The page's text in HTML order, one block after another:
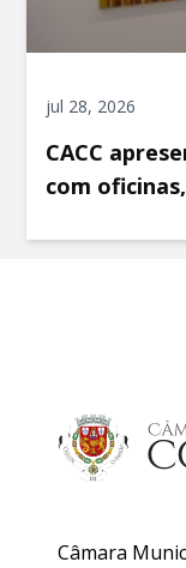
jul 28, 2026
CACC
com
Câmara